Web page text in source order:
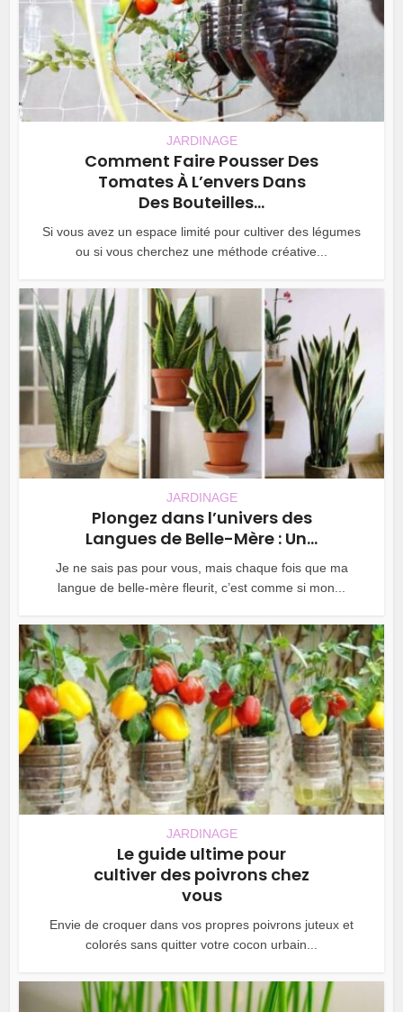
JARDINAGE
Comment Faire Pousser Des
Tomates À L’envers Dans
Des Bouteilles...
Si vous avez un espace limité pour cultiver des légumes
ou si vous cherchez une méthode créative...
JARDINAGE
Plongez dans l’univers des
Langues de Belle-Mère : Un...
Je ne sais pas pour vous, mais chaque fois que ma
langue de belle-mère fleurit, c’est comme si mon...
JARDINAGE
Le guide ultime pour
cultiver des poivrons chez
vous
Envie de croquer dans vos propres poivrons juteux et
colorés sans quitter votre cocon urbain...